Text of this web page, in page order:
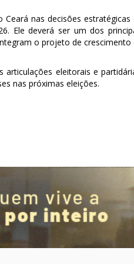
nas decisões estratégicas
Ele deverá ser um dos
o projeto de crescimento
articulações eleitorais e
nas próximas eleições.